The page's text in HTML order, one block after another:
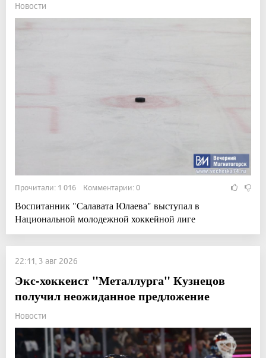
Новости
Прочитали: 1 016 Комментарии: 0
Воспитанник "Салавата Юлаева" выступал в
Национальной молодежной хоккейной лиге
22:11, 3 авг 2026
Экс-хоккеист "Металлурга" Кузнецов
получил неожиданное предложение
Новости